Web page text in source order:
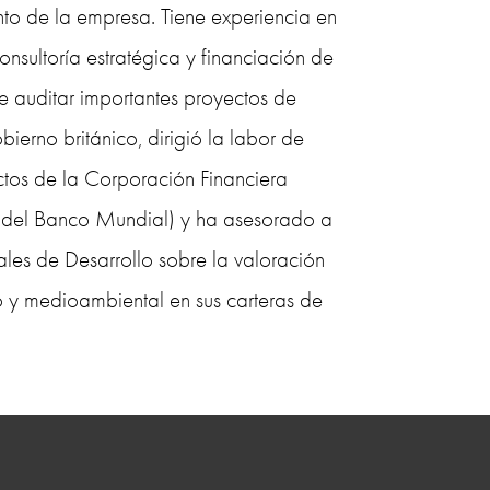
de la empresa. Tiene experiencia en
estratégica y financiación de
auditar importantes proyectos de
británico, dirigió la labor de
de la Corporación Financiera
Banco Mundial) y ha asesorado a
de Desarrollo sobre la valoración
medioambiental en sus carteras de